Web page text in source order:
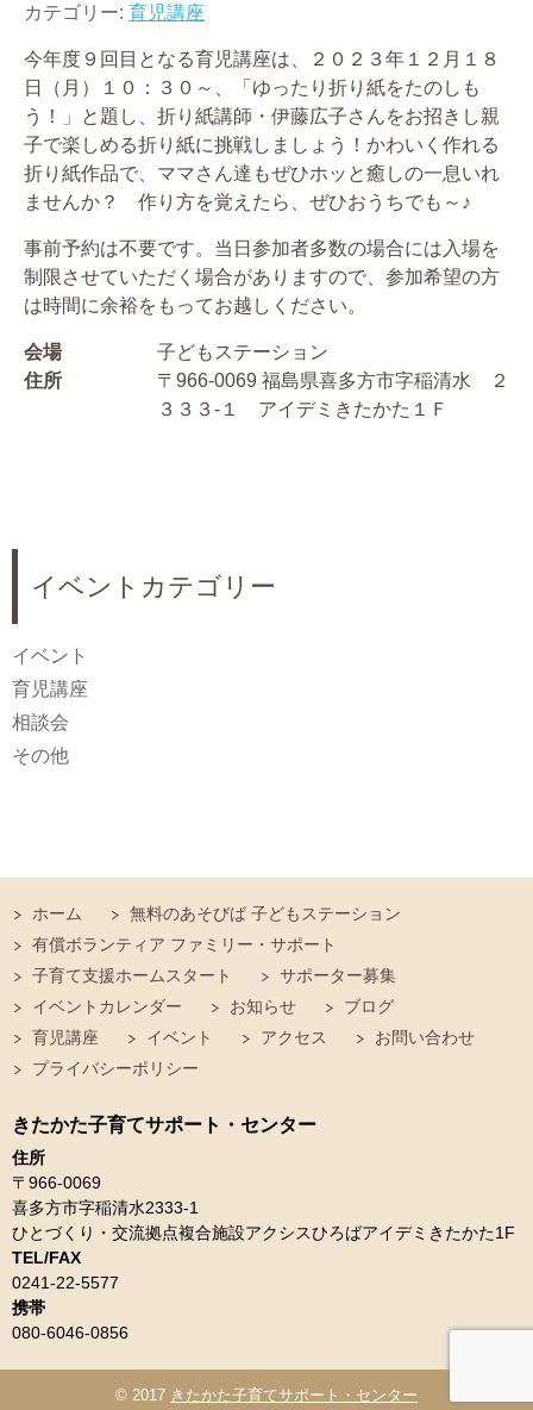
カテゴリー: 育児講座
今年度９回目となる育児講座は、２０２３年１２月１８
日（月）１０：３０～、「ゆったり折り紙をたのしも
う！」と題し、折り紙講師・伊藤広子さんをお招きし親
子で楽しめる折り紙に挑戦しましょう！かわいく作れる
折り紙作品で、ママさん達もぜひホッと癒しの一息いれ
ませんか？ 作り方を覚えたら、ぜひおうちでも～♪
事前予約は不要です。当日参加者多数の場合には入場を
制限させていただく場合がありますので、参加希望の方
は時間に余裕をもってお越しください。
会場
子どもステーション
住所
〒966-0069 福島県喜多方市字稲清水 ２
３３３-１ アイデミきたかた１Ｆ
イベントカテゴリー
イベント
育児講座
相談会
その他
ホーム
無料のあそびば 子どもステーション
有償ボランティア ファミリー・サポート
子育て支援ホームスタート
サポーター募集
イベントカレンダー
お知らせ
ブログ
育児講座
イベント アクセス
お問い合わせ
プライバシーポリシー
きたかた子育てサポート・センター
住所
〒966-0069
喜多方市字稲清水2333-1
ひとづくり・交流拠点複合施設アクシスひろばアイデミきたかた1F
TEL/FAX
0241-22-5577
携帯
080-6046-0856
© 2017 きたかた子育てサポート・センター